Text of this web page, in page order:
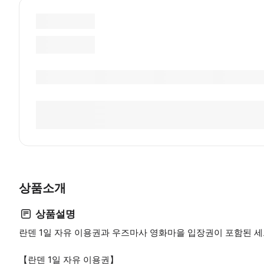
상품소개
상품설명
란덴 1일 자유 이용권과 우즈마사 영화마을 입장권이 포함된
【란덴 1일 자유 이용권】